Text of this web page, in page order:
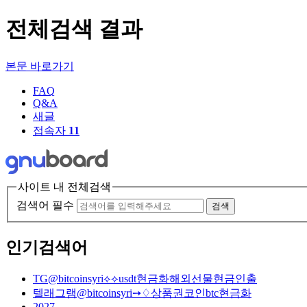
전체검색 결과
본문 바로가기
FAQ
Q&A
새글
접속자 11
사이트 내 전체검색
검색어 필수
검색
인기검색어
TG@bitcoinsyri⟡⟡usdt현금화해외선물현금인출
텔래그램@bitcoinsyri➙♢상품권코인btc현금화